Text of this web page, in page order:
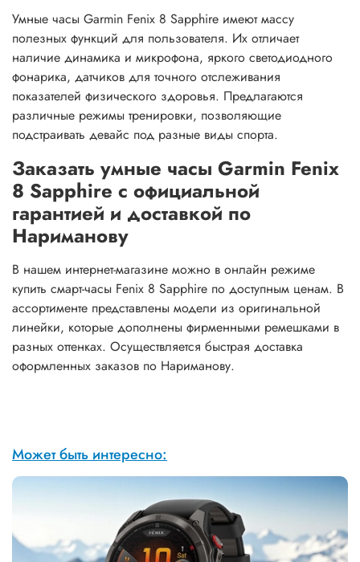
Умные часы Garmin Fenix 8 Sapphire имеют массу
полезных функций для пользователя. Их отличает
наличие динамика и микрофона, яркого светодиодного
фонарика, датчиков для точного отслеживания
показателей физического здоровья. Предлагаются
различные режимы тренировки, позволяющие
подстраивать девайс под разные виды спорта.
Заказать умные часы Garmin Fenix
8 Sapphire с официальной
гарантией и доставкой по
Нариманову
В нашем интернет-магазине можно в онлайн режиме
купить смарт-часы Fenix 8 Sapphire по доступным ценам. В
ассортименте представлены модели из оригинальной
линейки, которые дополнены фирменными ремешками в
разных оттенках. Осуществляется быстрая доставка
оформленных заказов по Нариманову.
Может быть интересно: